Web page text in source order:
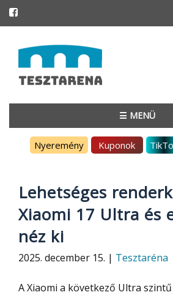
to
content
☰ MENÜ
Nyeremény Kuponok
Lehetséges
Xiaomi 17 Ultra és
néz ki
2025. december 15. | Tesztaréna
A Xiaomi a következő Ultra